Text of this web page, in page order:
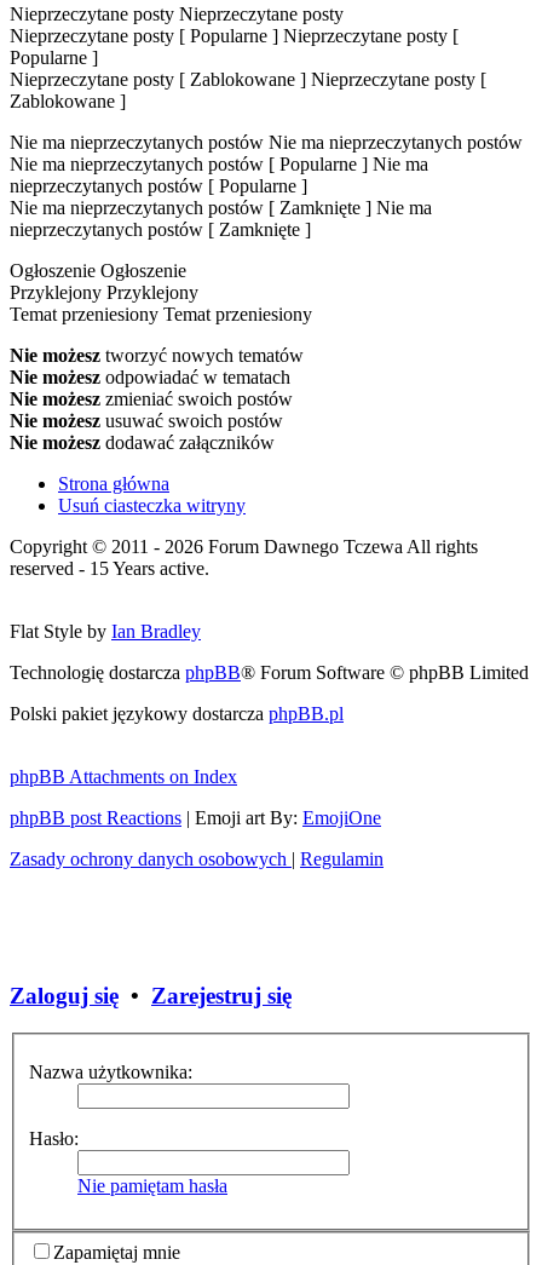
Nieprzeczytane posty Nieprzeczytane posty
Nieprzeczytane posty [ Popularne ] Nieprzeczytane posty [
Popularne ]
Nieprzeczytane posty [ Zablokowane ] Nieprzeczytane posty [
Zablokowane ]
Nie ma nieprzeczytanych postów Nie ma nieprzeczytanych postów
Nie ma nieprzeczytanych postów [ Popularne ] Nie ma
nieprzeczytanych postów [ Popularne ]
Nie ma nieprzeczytanych postów [ Zamknięte ] Nie ma
nieprzeczytanych postów [ Zamknięte ]
Ogłoszenie Ogłoszenie
Przyklejony Przyklejony
Temat przeniesiony Temat przeniesiony
Nie możesz tworzyć nowych tematów
Nie możesz odpowiadać w tematach
Nie możesz zmieniać swoich postów
Nie możesz usuwać swoich postów
Nie możesz dodawać załączników
Strona główna
Usuń ciasteczka witryny
Copyright © 2011 - 2026 Forum Dawnego Tczewa All rights
reserved - 15 Years active.
Flat Style by Ian Bradley
Technologię dostarcza phpBB® Forum Software © phpBB Limited
Polski pakiet językowy dostarcza phpBB.pl
phpBB Attachments on Index
phpBB post Reactions | Emoji art By: EmojiOne
Zasady ochrony danych osobowych | Regulamin
Zaloguj się • Zarejestruj się
Nazwa użytkownika:
Hasło:
Nie pamiętam hasła
Zapamiętaj mnie